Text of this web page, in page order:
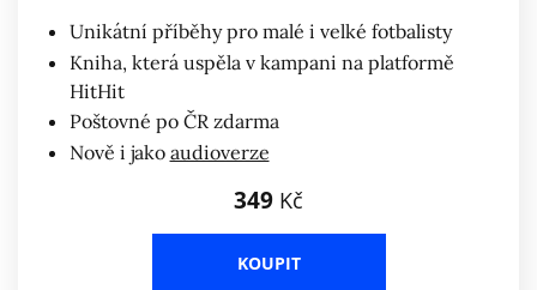
Unikátní příběhy pro malé i velké fotbalisty
Kniha, která uspěla v kampani na platformě
HitHit
Poštovné po ČR zdarma
Nově i jako audioverze
349 Kč
KOUPIT